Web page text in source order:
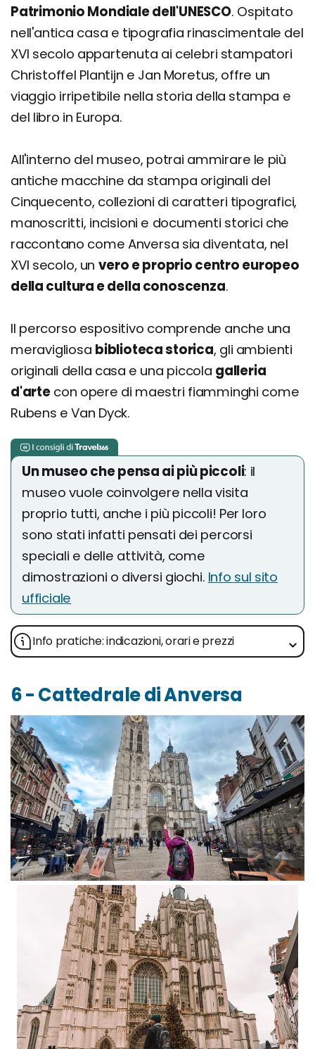
Patrimonio Mondiale dell'UNESCO. Ospitato
nell'antica casa e tipografia rinascimentale del
XVI secolo appartenuta ai celebri stampatori
Christoffel Plantijn e Jan Moretus, offre un
viaggio irripetibile nella storia della stampa e
del libro in Europa.
All'interno del museo, potrai ammirare le più
antiche macchine da stampa originali del
Cinquecento, collezioni di caratteri tipografici,
manoscritti, incisioni e documenti storici che
raccontano come Anversa sia diventata, nel
XVI secolo, un vero e proprio centro europeo
della cultura e della conoscenza.
Il percorso espositivo comprende anche una
meravigliosa biblioteca storica, gli ambienti
originali della casa e una piccola galleria
d'artecon opere di maestri fiamminghi come
Rubens e Van Dyck.
Un museo che pensa ai più piccoli: il
museo vuole coinvolgere nella visita
proprio tutti, anche i più piccoli! Per loro
sono stati infatti pensati dei percorsi
speciali e delle attività, come
dimostrazioni o diversi giochi. Info sul sito
ufficiale
Info pratiche: indicazioni, orari e prezzi
6 - Cattedrale di Anversa